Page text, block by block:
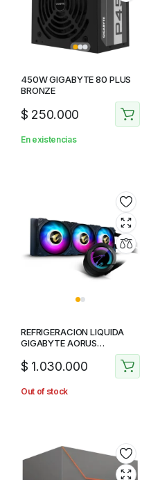
450W GIGABYTE 80 PLUS
BRONZE
$ 250.000
En existencias
REFRIGERACION LIQUIDA
GIGABYTE AORUS
$ 1.030.000
Out of stock